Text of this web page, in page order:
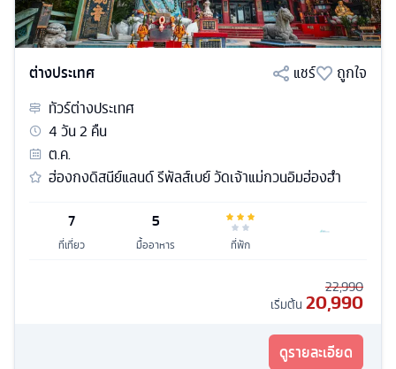
ต่างประเทศ แชร์
ถูกใจ
ทัวร์ต่างประเทศ
4วัน2 คืน
ต.ค.
ฮ่องกงดิสนีย์แลนด์ รีพัลส์เบย์ วัดเจ้าแม่กวนอิมฮ่องฮำ
7
ที่เที่ยว
5
มื้ออาหาร ที่พัก
22,990
เริ่มต้น 20,990
ดูรายละเอียด